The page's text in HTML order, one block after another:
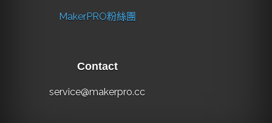
MakerPRO粉絲團
Contact
service@makerpro.cc